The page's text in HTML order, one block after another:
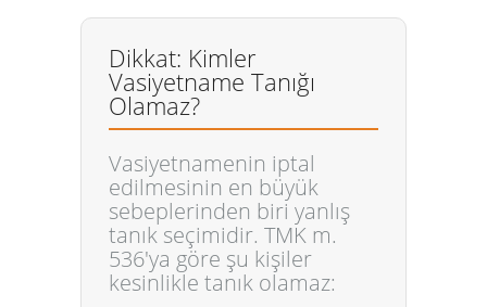
Dikkat: Kimler
Vasiyetname Tanığı
Olamaz?
Vasiyetnamenin iptal
edilmesinin en büyük
sebeplerinden biri yanlış
tanık seçimidir. TMK m.
536'ya göre şu kişiler
kesinlikle tanık olamaz: